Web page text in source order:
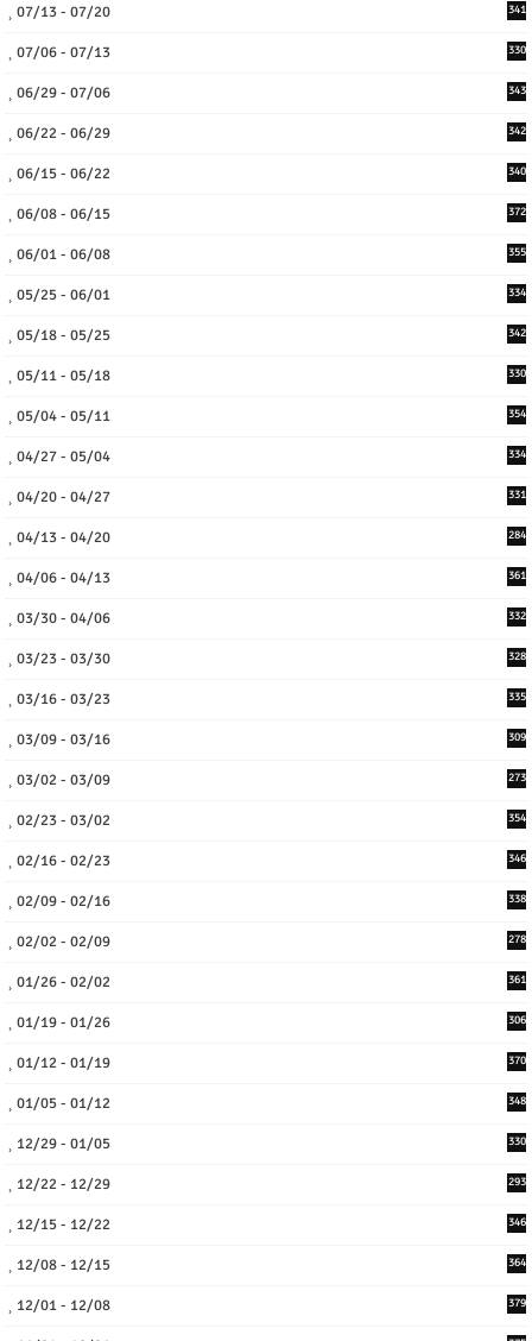
07/13 - 07/20 341
07/06 - 07/13 330
06/29 - 07/06 343
06/22 - 06/29 342
06/15 - 06/22 340
06/08 - 06/15 372
06/01 - 06/08 355
05/25 - 06/01 334
05/18 - 05/25 342
05/11 - 05/18 330
05/04 - 05/11 354
04/27 - 05/04 334
04/20 - 04/27 331
04/13 - 04/20 284
04/06 - 04/13 361
03/30 - 04/06 332
03/23 - 03/30 328
03/16 - 03/23 335
03/09 - 03/16 309
03/02 - 03/09 273
02/23 - 03/02 354
02/16 - 02/23 346
02/09 - 02/16 338
02/02 - 02/09 278
01/26 - 02/02 361
01/19 - 01/26 306
01/12 - 01/19 370
01/05 - 01/12 348
12/29 - 01/05 330
12/22 - 12/29 293
12/15 - 12/22 346
12/08 - 12/15 364
12/01 - 12/08 379